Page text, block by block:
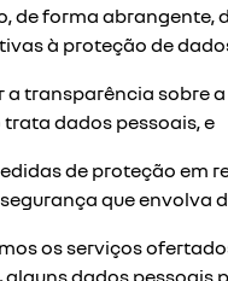
de forma abrangente,
à proteção de
a transparência sobre
dados pessoais, e
de proteção em
que envolva
os serviços
alguns dados pessoais